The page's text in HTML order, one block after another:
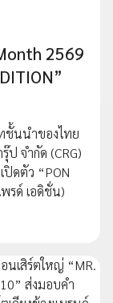
2569
ชั้นนำของไทย
ป จำกัด (CRG)
ปิดตัว “PON
รด์ เอดิชั่น)